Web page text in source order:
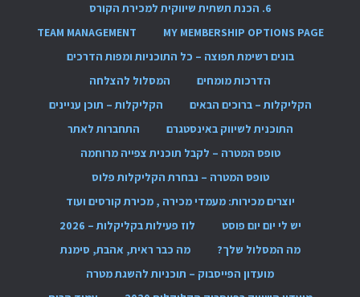
6. הכנת תשתית שיווקית למכירת הקורס
MY MEMBERSHIP OPTIONS PAGE
TEAM MANAGEMENT
בונים רשימת תפוצה – כל התוכניות ומפות הדרכים
הדרכות מומחים
המסלול להצלחה
הקליקלות – ברוכים הבאים
הקליקלות – תוכן עניינים
התוכנית לשיווק באינסטגרם
התחברות לאתר
טופס המטרה – לקבל תוכנית צפייה מרוחמה
טופס המטרה – נבחרת הקליקלות פלוס
יוצרים מכירות: מעמדי מכירה , מכירת קורסים ועוד
יש לי יום יום פוסט
לוז פעילות בקליקלות – 2026
מה המסלול שלך?
מה כבר ראית, אהבת, סימנת
מועדון הפייסבוק – תוכניות להשגת מטרה